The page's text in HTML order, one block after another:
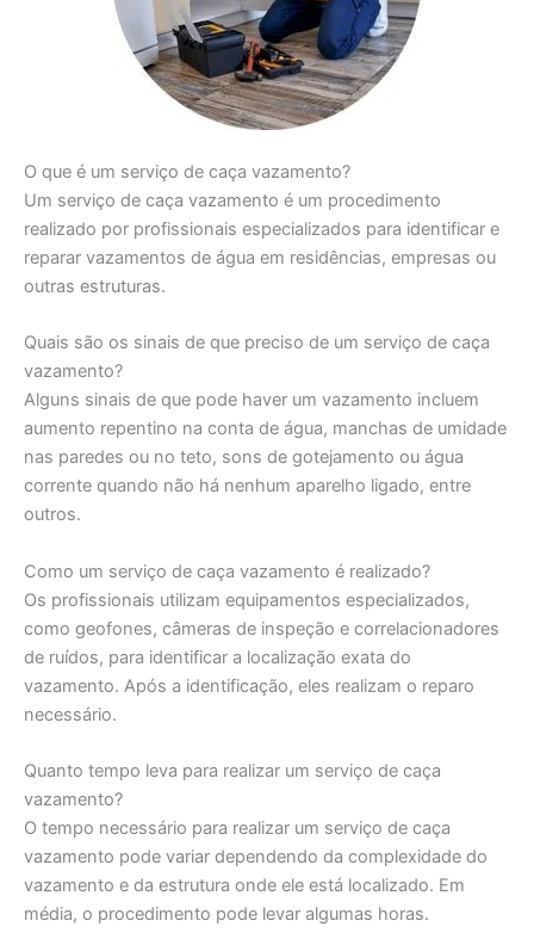
O que é um serviço de caça vazamento?
Um serviço de caça vazamento é um procedimento
realizado por profissionais especializados para identificar e
reparar vazamentos de água em residências, empresas ou
outras estruturas.
Quais são os sinais de que preciso de um serviço de caça
vazamento?
Alguns sinais de que pode haver um vazamento incluem
aumento repentino na conta de água, manchas de umidade
nas paredes ou no teto, sons de gotejamento ou água
corrente quando não há nenhum aparelho ligado, entre
outros.
Como um serviço de caça vazamento é realizado?
Os profissionais utilizam equipamentos especializados,
como geofones, câmeras de inspeção e correlacionadores
de ruídos, para identificar a localização exata do
vazamento. Após a identificação, eles realizam o reparo
necessário.
Quanto tempo leva para realizar um serviço de caça
vazamento?
O tempo necessário para realizar um serviço de caça
vazamento pode variar dependendo da complexidade do
vazamento e da estrutura onde ele está localizado. Em
média, o procedimento pode levar algumas horas.